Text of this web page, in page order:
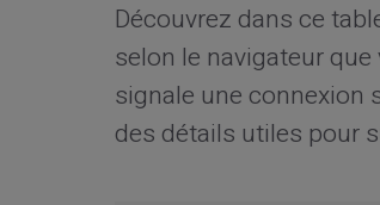
Découvrez dans ce
selon le navigateur
signale une connexion
des détails utiles pour